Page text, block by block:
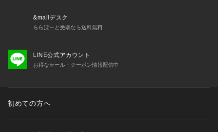
&mallデスク
ららぽーと受取なら送料無料
LINE公式アカウント
お得なセール・クーポン情報配信中
初めての方へ